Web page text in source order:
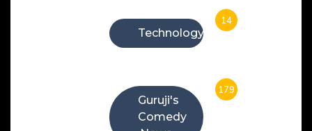
Technology
14
Guruji's
Comedy
179